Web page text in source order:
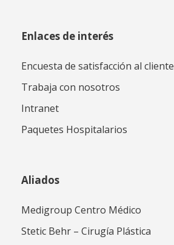
Enlaces de interés
Encuesta de satisfacción al cliente
Trabaja con nosotros
Intranet
Paquetes Hospitalarios
Aliados
Medigroup Centro Médico
Stetic Behr – Cirugía Plástica